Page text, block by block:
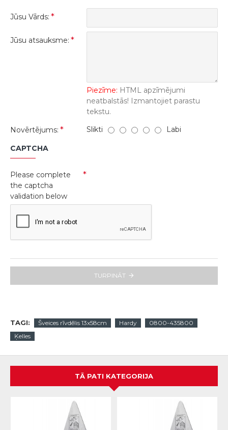
Jūsu Vārds:
Jūsu atsauksme:
Piezīme: HTML apzīmējumi
neatbalstās! Izmantojiet parastu
tekstu.
Novērtējums:
Slikti Labi
CAPTCHA
Please complete
the captcha
validation below
TURPINĀT
TAGI: Šveices rīvdēlis 13x58cm Hardy
0800-435800
Ķelles
TĀ PATI KATEGORIJA